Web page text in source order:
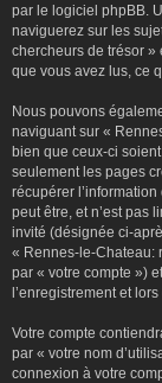
par le logiciel phpBB.
naviguerez sur les
chercheurs de trésor »
que vous avez lus, ce
Nous pouvons
naviguant sur «
bien que ceux-ci
seulement les pages
récupérer
peut être, et n’est pas
invité (désignée ci-
« Rennes-le-Chateau:
par « votre compte »)
l’enregistrement et
Votre compte
par « votre nom
connexion à votre